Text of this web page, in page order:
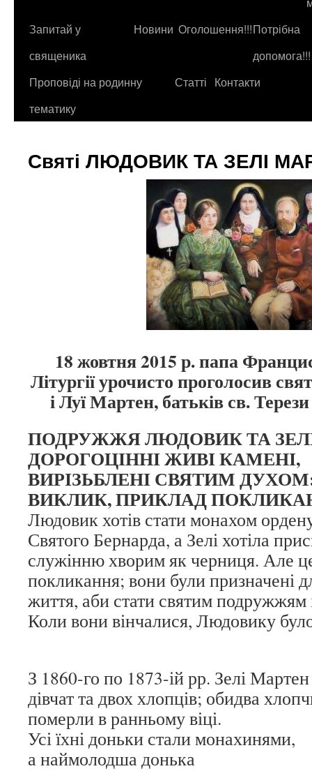
контенту
Запитай у
священика
Новини Оголошення!!!Потрібна
допомога!!!
Проповіді на родинну
тематику
Статті Контакти
Святі ЛЮДОВИК ТА ЗЕЛІ
18 жовтня 2015 р. папа
Літургії урочисто проголосив
і Луї Мартен, батьків св.
ПОДРУЖЖЯ ЛЮДОВИК ТА
ДОРОГОЦІННІ ЖИВІ КАМЕНІ,
ВИРІЗЬБЛЕНІ СВЯТИМ
ВИКЛИК, ПРИКЛАД
Людовик хотів стати монахом
Святого Бернарда, а Зелі хотіла
служінню хворим як черниця. Але
покликання; вони були призначені
життя, аби стати святим подружжям
Коли вони вінчалися, Людовику
З 1860-го по 1873-ій рр. Зелі
дівчат та двох хлопців; обидва
померли в ранньому віці.
Усі їхні доньки стали монахинями,
а наймолодша донька